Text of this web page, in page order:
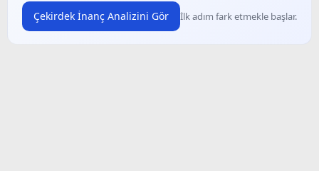
Çekirdek İnanç Analizini Gör İlk adım fark etmekle başlar.